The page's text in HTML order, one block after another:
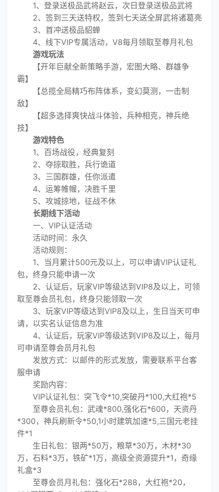
1、登录送极品武将赵云，次日登录送极品武将
2、签到三天送特权，签到七天送全屏武将诸葛亮
3、首冲送极品貂蝉
4、线下VIP专属活动，V8每月领取至尊月礼包
游戏玩法
【开年巨献全新策略手游，宏图大略、群雄争
霸】
【总揽全局精巧布阵体系，变幻莫测，一击制
敌】
【超多选择爽快战斗体验，兵种相克，神兵绝
技】
游戏特色
1、百场战役，经典复刻
2、夺掠取胜，兵行诡道
3、三国群雄，任你派遣
4、运筹帷幄，决胜千里
5、攻城掠地，征战不休
长期线下活动
一、VIP认证活动
活动时间：永久
活动规则：
1、当月累计500元及以上，可以申请VIP认证礼
包，终身只能申请一次
2、认证后，玩家VIP等级达到VIP8及以上，可领
取至尊会员礼包，终身只能领取一次
3、玩家VIP等级达到VIP8及以上，生日当天可申
请，以实名认证信息为准
4、认证后，玩家VIP等级达到VIP8及以上，每月
可申请至尊会员月礼包
发放方式：以邮件的形式发放，需要联系平台客
服申请
奖励内容：
VIP认证礼包：突飞令*10,突破丹*100,大红袍*5
至尊会员礼包：武魂*800,强化石*600，天资丹
*300，神兵刷新令*50,1小时建筑加速*5,三国元老挂
件*1
生日礼包：银两*50万，粮草*30万，木材*30
万，石料*3万，铁矿*1万，高级全资源提升*1，奇缘
礼盒*3
至尊会员月礼包：强化石*288，大红袍*20，